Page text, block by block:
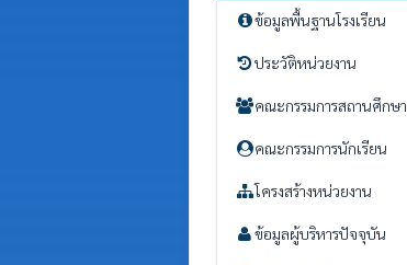
ข้อมูลพื้นฐานโรงเรียน
ประวัติหน่วยงาน
คณะกรรมการสถานศึกษา
คณะกรรมการนักเรียน
โครงสร้างหน่วยงาน
ข้อมูลผู้บริหารปัจจุบัน